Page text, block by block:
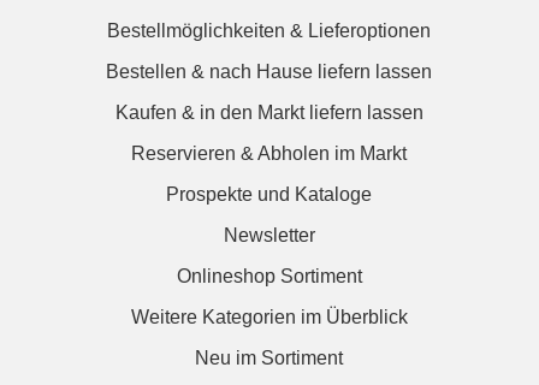
Bestellmöglichkeiten & Lieferoptionen
Bestellen & nach Hause liefern lassen
Kaufen & in den Markt liefern lassen
Reservieren & Abholen im Markt
Prospekte und Kataloge
Newsletter
Onlineshop Sortiment
Weitere Kategorien im Überblick
Neu im Sortiment